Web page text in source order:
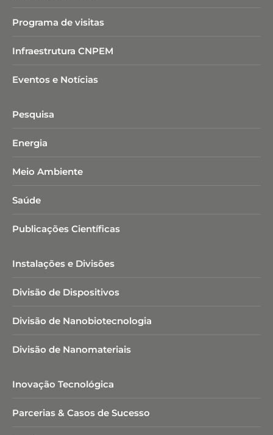
Programa de visitas
Infraestrutura CNPEM
Eventos e Notícias
Pesquisa
Energia
Meio Ambiente
Saúde
Publicações Científicas
Instalações e Divisões
Divisão de Dispositivos
Divisão de Nanobiotecnologia​
Divisão de Nanomateriais
Inovação Tecnológica
Parcerias & Casos de Sucesso